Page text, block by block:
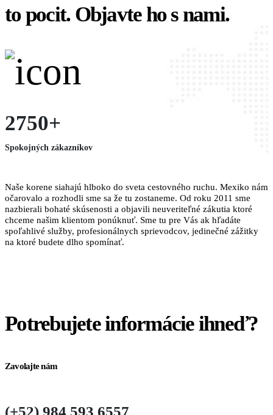
to pocit. Objavte ho s nami.
2750+
Spokojných zákazníkov
Naše korene siahajú hlboko do sveta cestovného ruchu. Mexiko nám
očarovalo a rozhodli sme sa že tu zostaneme. Od roku 2011 sme
nazbierali bohaté skúsenosti a objavili neuveriteľné zákutia ktoré
chceme našim klientom ponúknuť. Sme tu pre Vás ak hľadáte
spoľahlivé služby, profesionálnych sprievodcov, jedinečné zážitky
na ktoré budete dlho spomínať.
Potrebujete informácie ihneď?
Zavolajte nám
(+52) 984 593 6557